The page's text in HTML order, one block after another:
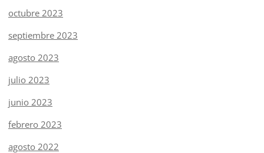
octubre 2023
septiembre 2023
agosto 2023
julio 2023
junio 2023
febrero 2023
agosto 2022